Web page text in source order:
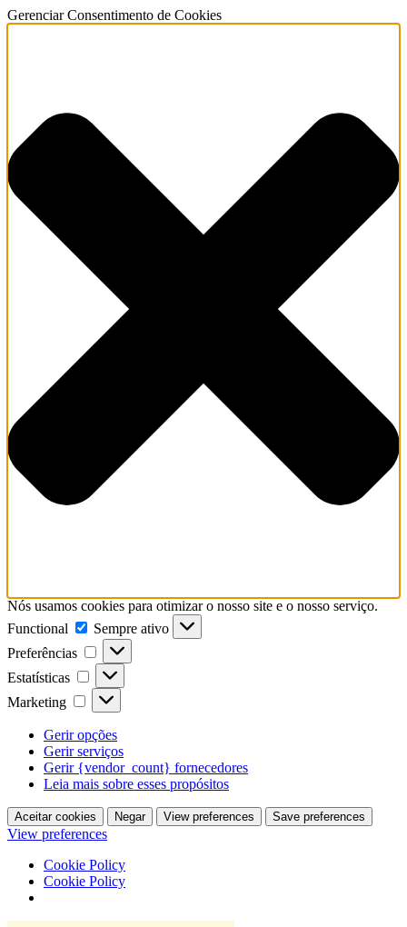
Gerenciar Consentimento de Cookies
Nós usamos cookies para otimizar o nosso site e o nosso serviço.
Functional
Functional
Sempre ativo
Preferências
Preferências
Estatísticas Estatísticas
Marketing Marketing
Gerir opções
Gerir serviços
Gerir {vendor_count} fornecedores
Leia mais sobre esses propósitos
Aceitar cookies Negar View preferences Save preferences
View preferences
Cookie Policy
Cookie Policy